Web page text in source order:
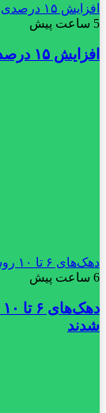
افزایش ۱۵ درصدی تسهیلات دانشجویی
5 ساعت پیش
افزایش ۱۵ درصدی تسهیلات دانشجویی
دهک‌های ۶ تا ۱۰ روستاییان مشمول پرداخت حق بیمه شدند
6 ساعت پیش
شدند